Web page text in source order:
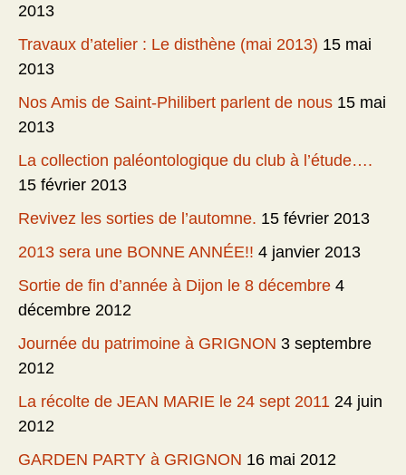
2013
Travaux d’atelier : Le disthène (mai 2013) 15 mai
2013
Nos Amis de Saint-Philibert parlent de nous 15 mai
2013
La collection paléontologique du club à l’étude….
15 février 2013
Revivez les sorties de l’automne. 15 février 2013
2013 sera une BONNE ANNÉE!! 4 janvier 2013
Sortie de fin d’année à Dijon le 8 décembre 4
décembre 2012
Journée du patrimoine à GRIGNON 3 septembre
2012
La récolte de JEAN MARIE le 24 sept 2011 24 juin
2012
GARDEN PARTY à GRIGNON 16 mai 2012